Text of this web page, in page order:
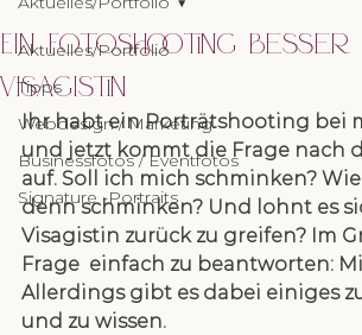
Aktuelles/Portfolio
Tipps
Webdesign / Marketing
Businessfotos / Eventfotos
Signature -Portraits
Ein Fotoshooting
Visagistin
Ihr habt ein Porträtshooting bei
und jetzt kommt die Frage nach
auf. Soll ich mich schminken?
denn schminken? Und lohnt es
Visagistin zurück zu greifen? Im
Frage  einfach zu beantworten:
Allerdings gibt es dabei einiges
und zu wissen.